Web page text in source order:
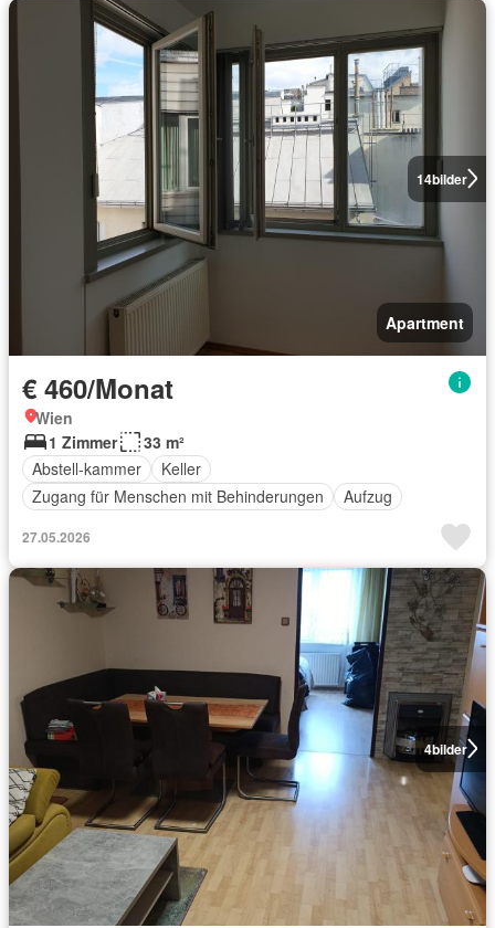
14bilder
Apartment
€ 460/Monat
Wien
1 Zimmer
33 m²
Abstell-kammer
Keller
Zugang für Menschen mit Behinderungen
Aufzug
27.05.2026
4bilder